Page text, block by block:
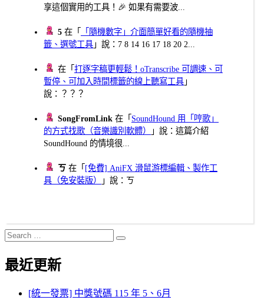
享這個實用的工具！🎉 如果有需要波...
5 在「
「隨機數字」介面簡單好看的隨機抽
籤、選號工具 」說：7 8 14 16 17 18 20 2...
在「打逐字稿更輕鬆！oTranscribe 可調速、可
暫停、可加入時間標籤的線上聽寫工具 」
說：？？？
SongFromLink 在「 SoundHound 用「哼歌」
的方式找歌（音樂識別軟體）
」說：這篇介紹
SoundHound 的情境很...
ㄎ 在「 [免費] AniFX 滑鼠游標編輯、製作工
具（免安裝版）
」說：ㄎ
Search
for:
Search
最近更新
[統一發票] 中獎號碼 115 年 5、6月